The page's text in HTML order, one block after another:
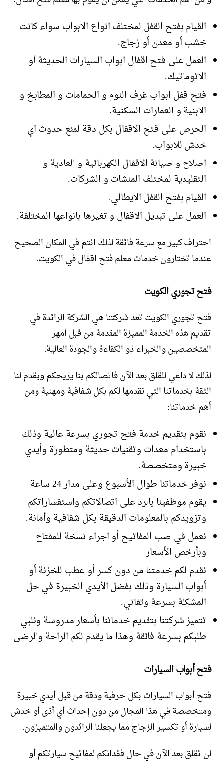
القيام بفتح القفل لمختلف انواع الابواب سواء كانت
خشب أو معدن أو زجاج.
العمل على فتح اقفال ابواب السيارات الحديثة أو
الاتوماتيك.
فتح قفل ابواب غرف النوم و الحمامات و المطابخ و
الابنية و العمارات السكنية.
الحرص على فتح الاقفال بكل دقة لمنع حدوث اي
خدش للابواب.
اصلاح و صيانة الاقفال الكهربائية و العادية و
التقليدية لمختلف المنشات و الشركات.
القيام بفتح القفل الايطالي.
العمل على تبديل الاقفال و تغيرها بانواعها المختلفة.
احتراف كبير مع سرعة فائقة لذلك انتم في المكان الصحيح
عندما تختارون خدمات معلم فتح اقفال في الكويت.
فتح تجوري الكويت
فتح تجوري الكويت تعد شركتنا هي الشركة الرائدة في
تقديم هذه الخدمة المميزة المقدمة من قبل أمهر
المتخصصين والخبراء ذو الكفاءة والجودة العالية.
لذلك لا داعي للقلق بعد الآن فاتصالكم بنا يريحكم ويقدم لنا
الثقة بخدماتنا التي نقدمها لكم بكل شفافية ومهنية ومن
أهم خدماتنا:
نقوم بتقديم خدمة فتح تجوري بسرعة عالية وذلك
باستخدام معدات وتقنيات حديثة ومتطورة وأيدي
خبيرة ومتخصصة.
نوفر خدماتنا طوال الأسبوع وعلى مدار 24 ساعة
يقوم موظفينا بالرد على اتصالاتكم واستفساراتكم
وتزويدكم بالمعلومات الدقيقة بكل شفافية وأمانة.
نعمل في صب المفاتيح أو اجراء نسخة للمفتاح
وبأرخص الأسعار
نقدم لكم خدمتنا من دون كسر أو عطب للخزنة أو
أبواب السيارة وذلك بفضل الأيدي الخبيرة في حل
المشكلة بسرعة وتفاني.
تتميز شركتنا بتقديم خدماتنا بأسعار مدروسة ونلبي
طلبكم بسرعة فائقة وهذا ما يقدم لكم الراحة والرضى
فتح أبواب السيارات
فتح أبواب السيارات بكل حرفية ودقة من قبل أيدي خبيرة
ومتخصصة في هذا المجال من دون إحداث أي أذى أو خدش
لسيارة أو تكسير الزجاج مما يجعلنا الرائدون والمتميزون.
لن تقلق بعد الآن في حال فقدانكم لمفاتيح سيارتكم أو